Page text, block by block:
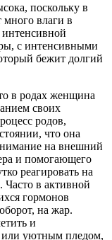
поскольку в
много влаги в
с интенсивными
бежит долгий
в родах женщина
своих
родов,
что она
на внешний
и помогающего
реагировать на
в активной
гормонов
на жар.
и
или уютным пледом,